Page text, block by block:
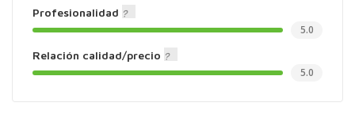
8,00 €
Mamá Fit Streaming
Profesionalidad
5.0
Relación calidad/precio
5.0